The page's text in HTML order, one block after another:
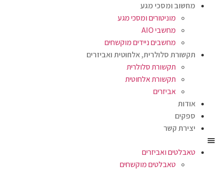
מחשוב ומסכי מגע
מוניטורים ומסכי מגע
מחשבי AIO
מחשבים ניידים מוקשחים
תקשורת סלולרית, אלחוטית ואביזרים
תקשורת סלולרית
תקשורת אלחוטית
אביזרים
אודות
ספקים
יצירת קשר
טאבלטים ואביזרים
טאבלטים מוקשחים